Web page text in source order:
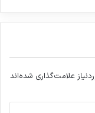
علامت‌گذاری شده‌اند